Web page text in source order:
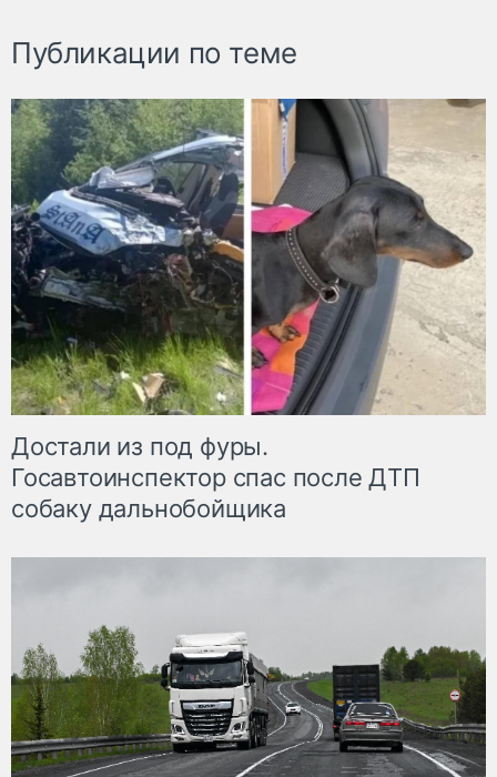
Публикации по теме
Достали из под фуры.
Госавтоинспектор спас после ДТП
собаку дальнобойщика